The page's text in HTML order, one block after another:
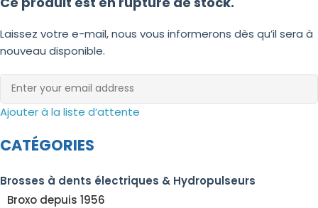
CATÉGORIES
Brosses à dents électriques & Hydropulseurs
Broxo depuis 1956
Laissez votre e-mail, nous vous informerons dès qu’il sera à
nouveau disponible.
Ajouter à la liste d’attente